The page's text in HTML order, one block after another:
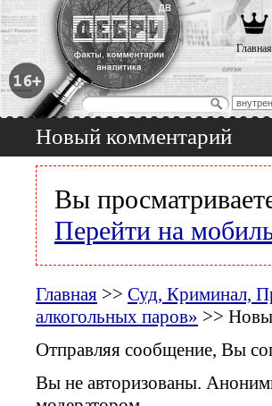
Главная
Новый комментарий
Вы
Перейти на
Главная >> Суд, Криминал,
алкогольных паров» >>
Отправляя сообщение, Вы
Вы не авторизованы.